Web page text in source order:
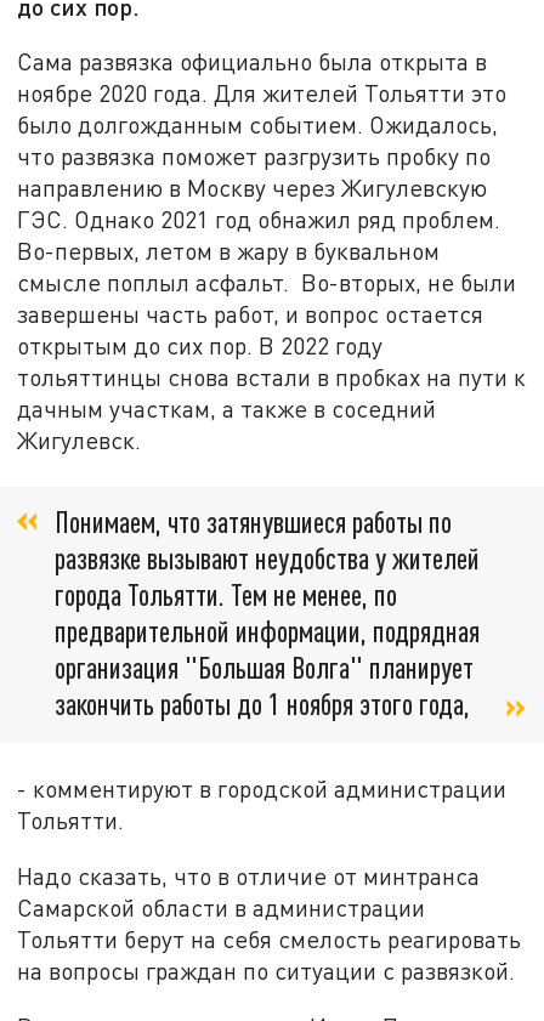
до сих пор.
Сама развязка официально была открыта в
ноябре 2020 года. Для жителей Тольятти это
было долгожданным событием. Ожидалось,
что развязка поможет разгрузить пробку по
направлению в Москву через Жигулевскую
ГЭС. Однако 2021 год обнажил ряд проблем.
Во-первых, летом в жару в буквальном
смысле поплыл асфальт. Во-вторых, не были
завершены часть работ, и вопрос остается
открытым до сих пор. В 2022 году
тольяттинцы снова встали в пробках на пути к
дачным участкам, а также в соседний
Жигулевск.
Понимаем, что затянувшиеся работы по
развязке вызывают неудобства у жителей
города Тольятти. Тем не менее, по
предварительной информации, подрядная
организация "Большая Волга" планирует
закончить работы до 1 ноября этого года,
- комментируют в городской администрации
Тольятти.
Надо сказать, что в отличие от минтранса
Самарской области в администрации
Тольятти берут на себя смелость реагировать
на вопросы граждан по ситуации с развязкой.